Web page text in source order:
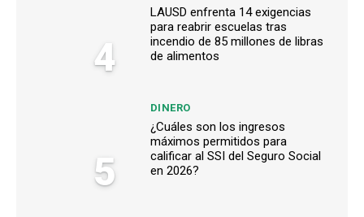
4
LAUSD enfrenta 14 exigencias
para reabrir escuelas tras
incendio de 85 millones de libras
de alimentos
5
DINERO
¿Cuáles son los ingresos
máximos permitidos para
calificar al SSI del Seguro Social
en 2026?